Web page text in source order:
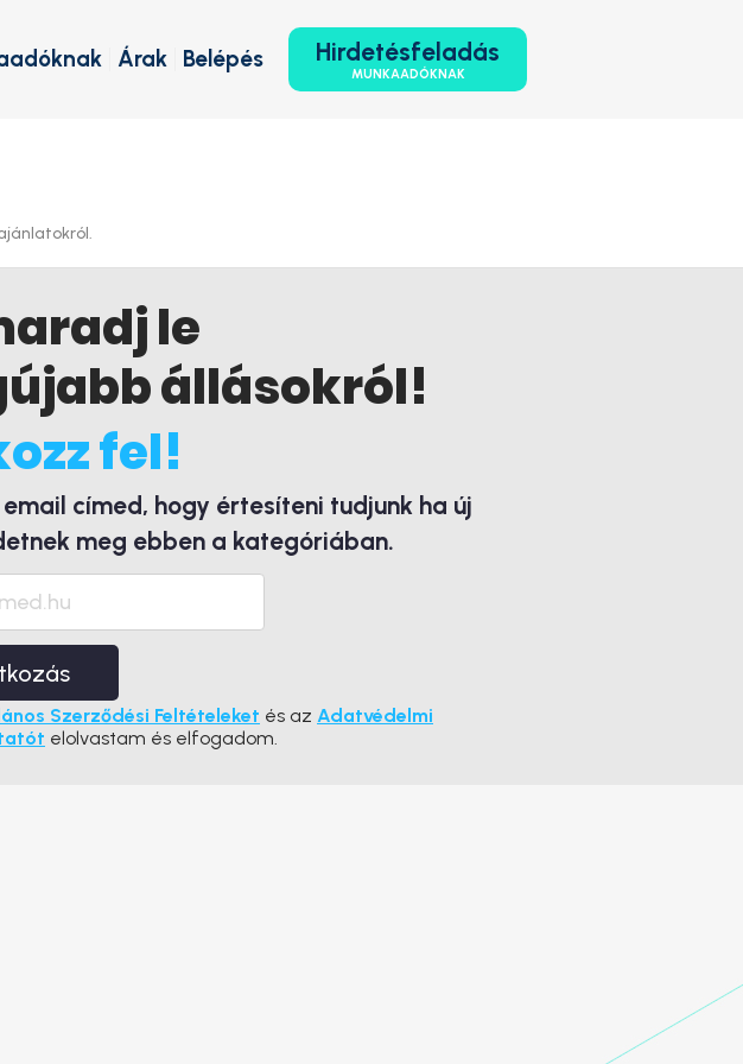
Hirdetésfeladás
MUNKAADÓKNAK
Belépés
Árak
le
állásokról!
fel!
címed, hogy értesíteni tudjunk ha új
meg ebben a kategóriában.
Szerződési Feltételeket és az Adatvédelmi
elolvastam és elfogadom.